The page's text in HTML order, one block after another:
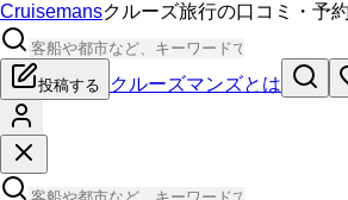
Cruisemansクルーズ旅行の口コミ・予
投稿する クルーズマンズとは